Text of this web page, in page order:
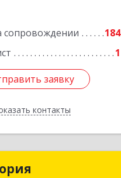
сопровождении
184
1
заявку
контакты
заявку
Назад